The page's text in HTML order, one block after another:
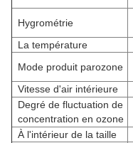
Hygrométrie
La température
Mode produit parozone
Vitesse d'air intérieure
Degré de fluctuation de
concentration en ozone
À l'intérieur de la taille